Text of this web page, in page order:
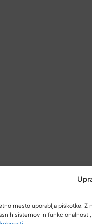
mesto uporablja piškotke. Z
sistemov in